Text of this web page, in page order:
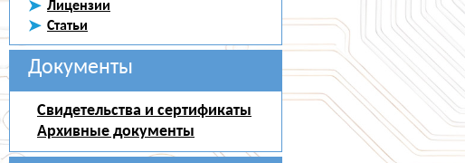
Лицензии
Статьи
Документы
Свидетельства и сертификаты
Архивные документы